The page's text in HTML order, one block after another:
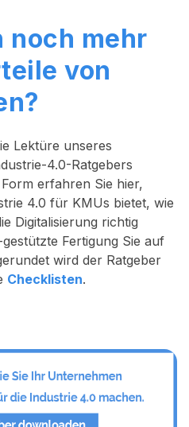
noch mehr
von
Lektüre unseres
4.0-Ratgebers
erfahren Sie hier,
4.0 für KMUs bietet, wie
Digitalisierung richtig
Fertigung Sie auf
wird der Ratgeber
Checklisten.